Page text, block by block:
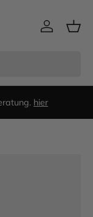
Einloggen
hier